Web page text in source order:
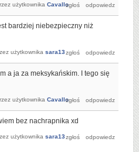
użytkownika Cavallo
bardziej niebezpieczny niż
użytkownika sara13
a ja za meksykańskim. I tego się
użytkownika Cavallo
bez nachrapnika xd
użytkownika sara13